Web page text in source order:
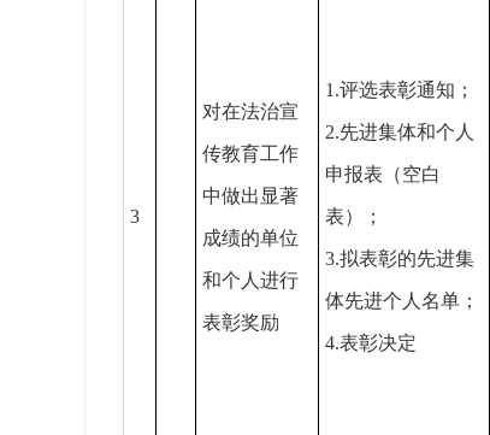
3
对在法治宣
传教育工作
中做出显著
成绩的单位
和个人进行
表彰奖励
1.评选表彰通知；
2.先进集体和个人
申报表（空白
表）；
3.拟表彰的先进集
体先进个人名单；
4.表彰决定